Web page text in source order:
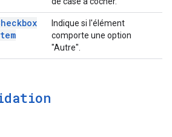
Indique si l'élément
comporte une option
"Autre".